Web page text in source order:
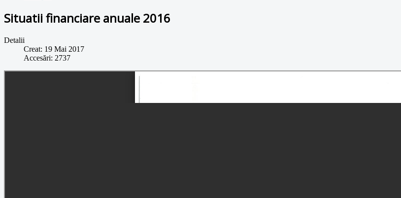
Situatii financiare anuale 2016
Detalii
Creat: 19 Mai 2017
Accesări: 2737